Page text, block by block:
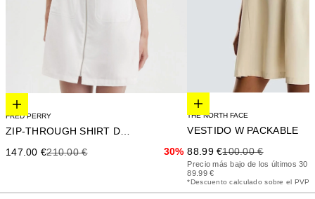
Elige opciones
FRED PERRY
Precio de oferta
147.00 €Precio anterior
210.00 € 30%
Elige opciones
THE NORTH FACE
VESTIDO W PACKABLE
Precio de oferta
88.99 €Precio anterior
100.00 €
Precio más bajo de los últimos 30
89.99 €
*Descuento calculado sobre el PVP